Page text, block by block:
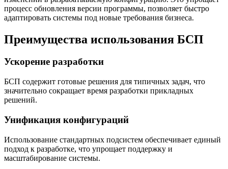
процесс обновления версии программы, позволяет быстро
адаптировать системы под новые требования бизнеса.
Преимущества использования БСП
Ускорение разработки
БСП содержит готовые решения для типичных задач, что
значительно сокращает время разработки прикладных
решений.
Унификация конфигураций
Использование стандартных подсистем обеспечивает единый
подход к разработке, что упрощает поддержку и
масштабирование системы.